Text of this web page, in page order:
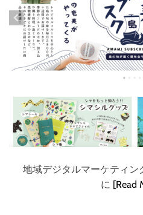
地域デジタルマーケテ
に [Read